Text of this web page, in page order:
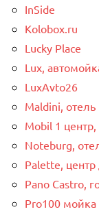
InSide
Kolobox.ru
Lucky Place
Lux,
LuxAvto26
Maldini, отель
Mobil 1
Noteburg,
Palette, центр
Pano Castro,
Pro100 мойка